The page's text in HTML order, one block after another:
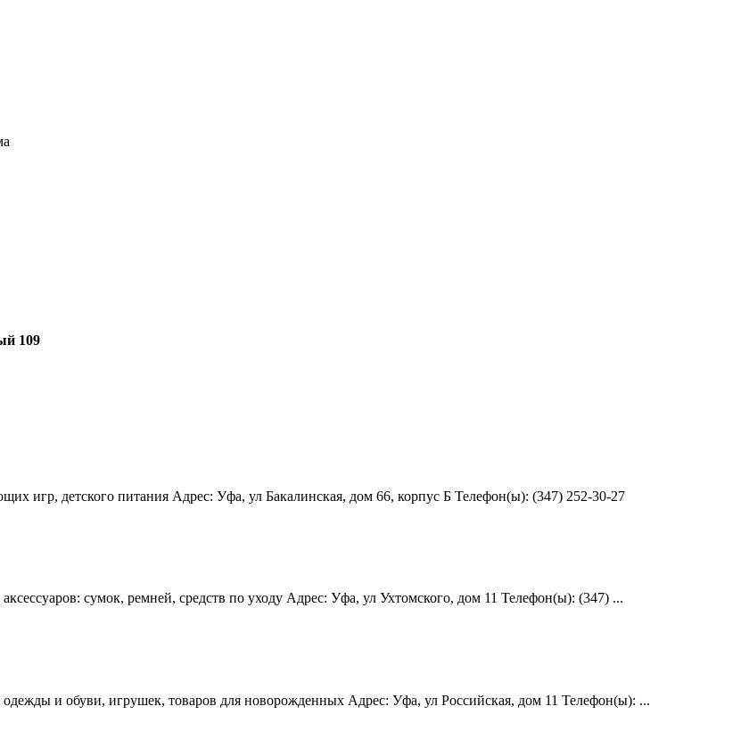
109
игр, детского питания Адрес: Уфа, ул Бакалинская, дом 66, корпус Б Телефон(ы): (347) 252-30-27
сумок, ремней, средств по уходу Адрес: Уфа, ул Ухтомского, дом 11 Телефон(ы): (347) ...
и обуви, игрушек, товаров для новорожденных Адрес: Уфа, ул Российская, дом 11 Телефон(ы): ...